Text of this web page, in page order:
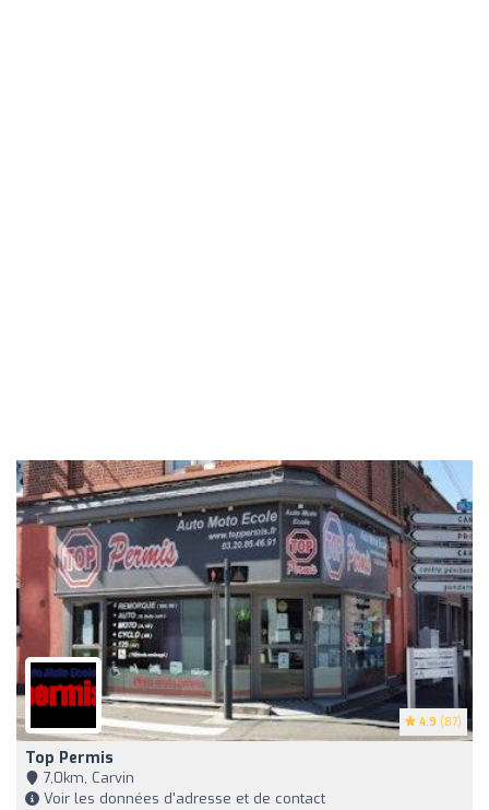
4.9 (87)
Top Permis
7,0km, Carvin
Voir les données d'adresse et de contact